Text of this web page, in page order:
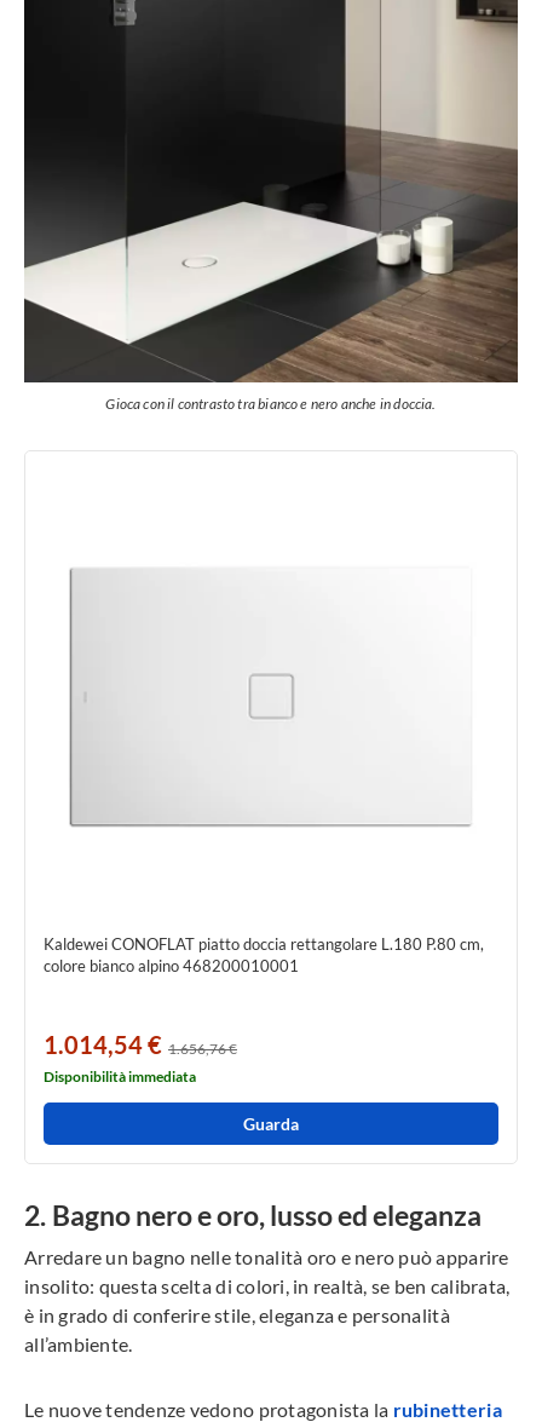
Gioca con il contrasto tra bianco e nero anche in doccia.
Kaldewei CONOFLAT piatto doccia rettangolare L.180 P.80 cm,
colore bianco alpino 468200010001
1.014,54 € 1.656,76 €
Disponibilità immediata
Guarda
Bagno nero e oro, lusso ed eleganza
Arredare un bagno nelle tonalità oro e nero può apparire
insolito: questa scelta di colori, in realtà, se ben calibrata,
è in grado di conferire stile, eleganza e personalità
all’ambiente.
Le nuove tendenze vedono protagonista la rubinetteria